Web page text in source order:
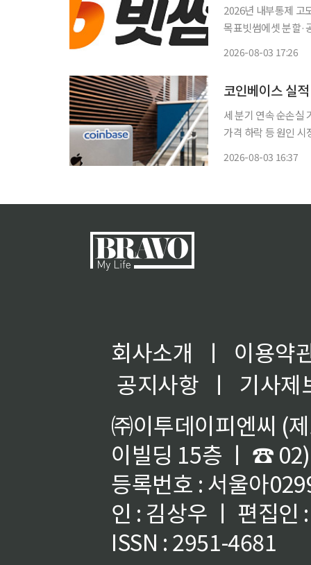
2026년 내부통제
목표빗썸에셋 분할·공시 확대 통해
2026-08-03 17:26
코인베이스 실
세 분기 연속 순손실
가격 하락 등 원인 시
2026-08-03 16:37
회사소개 ㅣ
이용약
공지사항
ㅣ
기사제
㈜이투데이피엔씨 (
이빌딩 15층 ㅣ ☎
등록번호 : 서울아
인 : 김상우 ㅣ 편집인
ISSN : 2951-4681